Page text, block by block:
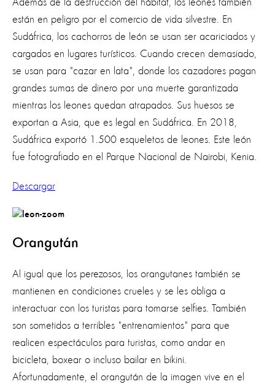
están en peligro por el comercio de vida silvestre. En
Sudáfrica, los cachorros de león se usan ser acariciados y
cargados en lugares turísticos. Cuando crecen demasiado,
se usan para "cazar en lata", donde los cazadores pagan
grandes sumas de dinero por una muerte garantizada
mientras los leones quedan atrapados. Sus huesos se
exportan a Asia, que es legal en Sudáfrica. En 2018,
Sudáfrica exportó 1.500 esqueletos de leones. Este león
fue fotografiado en el Parque Nacional de Nairobi, Kenia.
Descargar
Orangután
Al igual que los perezosos, los orangutanes también se
mantienen en condiciones crueles y se les obliga a
interactuar con los turistas para tomarse selfies. También
son sometidos a terribles "entrenamientos" para que
realicen espectáculos para turistas, como andar en
bicicleta, boxear o incluso bailar en bikini.
Afortunadamente, el orangután de la imagen vive en el